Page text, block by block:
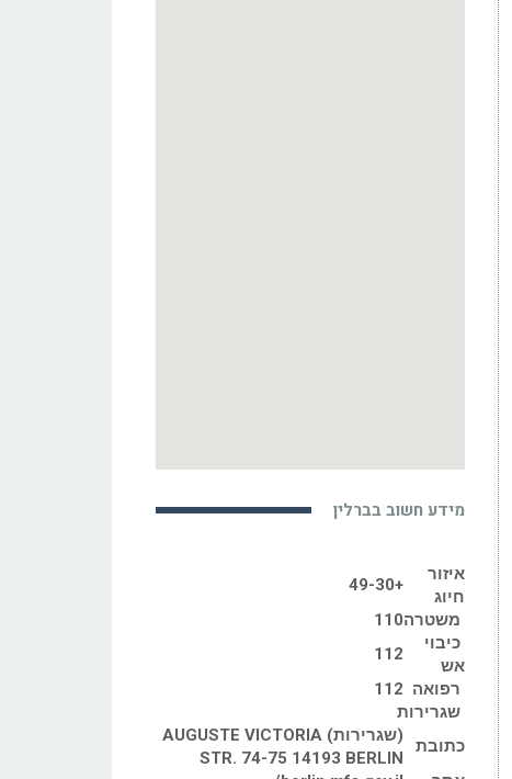
מידע חשוב בברלין
איזור
חיוג
+49-30
משטרה110
כיבוי
אש
112
רפואה 112
שגרירות
כתובת
(שגרירות) AUGUSTE VICTORIA
STR. 74-75 14193 BERLIN